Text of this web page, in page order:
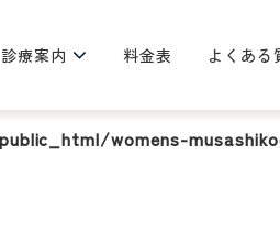
診療案内 料金表 よくある
musashikoganei/wp/wp-
womens-